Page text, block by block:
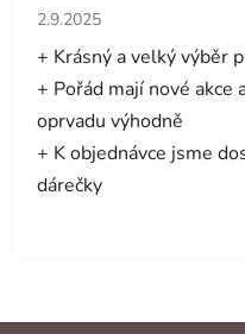
Hodnocení obchodu je 5
2.9.2025
+ Krásný a velký výběr
+ Pořád mají nové akce
oprvadu výhodně
+ K objednávce jsme
dárečky